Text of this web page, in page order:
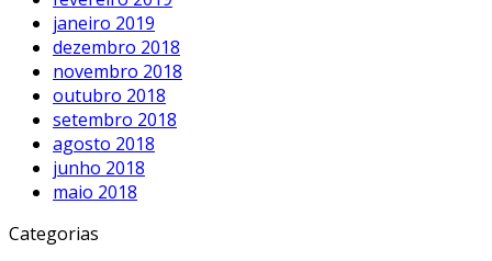
janeiro 2019
dezembro 2018
novembro 2018
outubro 2018
setembro 2018
agosto 2018
junho 2018
maio 2018
Categorias